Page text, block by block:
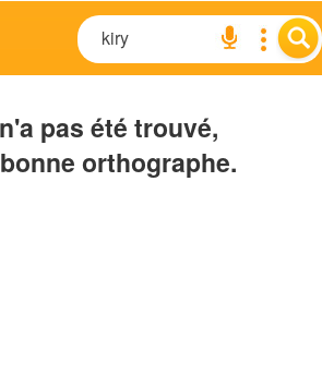
pas été trouvé,
orthographe.